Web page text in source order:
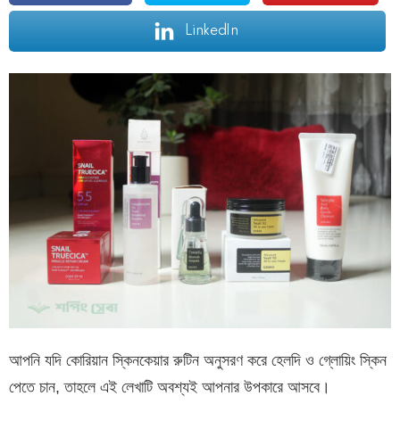
LinkedIn
আপনি যদি কোরিয়ান স্কিনকেয়ার রুটিন অনুসরণ করে হেলদি ও গ্লোয়িং স্কিন
পেতে চান, তাহলে এই লেখাটি অবশ্যই আপনার উপকারে আসবে।